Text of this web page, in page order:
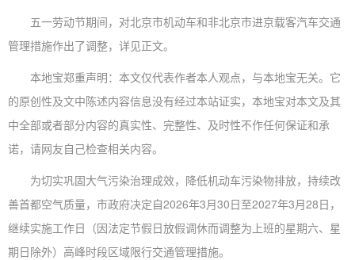
五一劳动节期间，对北京市机动车和非北京市进京载客汽车交通
管理措施作出了调整，详见正文。
本地宝郑重声明：本文仅代表作者本人观点，与本地宝无关。它
的原创性及文中陈述内容信息没有经过本站证实，本地宝对本文及其
中全部或者部分内容的真实性、完整性、及时性不作任何保证和承
诺，请网友自己检查相关内容。
为切实巩固大气污染治理成效，降低机动车污染物排放，持续改
善首都空气质量，市政府决定自2026年3月30日至2027年3月28日，
继续实施工作日（因法定节假日放假调休而调整为上班的星期六、星
期日除外）高峰时段区域限行交通管理措施。